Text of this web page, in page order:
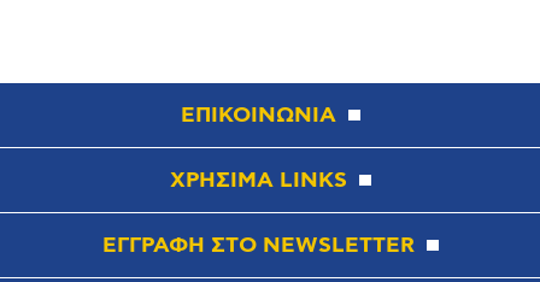
ΕΠΙΚΟΙΝΩΝΙΑ
ΧΡΗΣΙΜΑ LINKS
ΕΓΓΡΑΦΗ ΣΤΟ NEWSLETTER